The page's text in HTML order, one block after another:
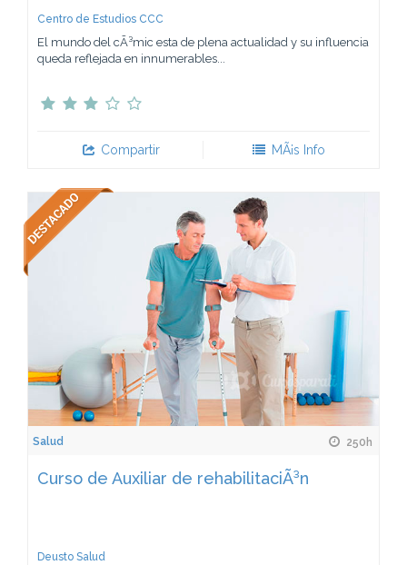
Centro de Estudios CCC
El mundo del cÃ³mic esta de plena actualidad y su influencia
queda reflejada en innumerables...
Compartir MÃ¡s Info
Salud 250h
Curso de Auxiliar de rehabilitaciÃ³n
Deusto Salud